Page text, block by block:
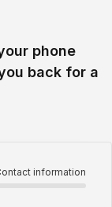
phone
back for a
information